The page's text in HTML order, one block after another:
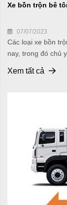
Xe bồn trộn bê
07/07/2023
Các loại xe bồn
nay, trong đó chủ
Xem tất cả